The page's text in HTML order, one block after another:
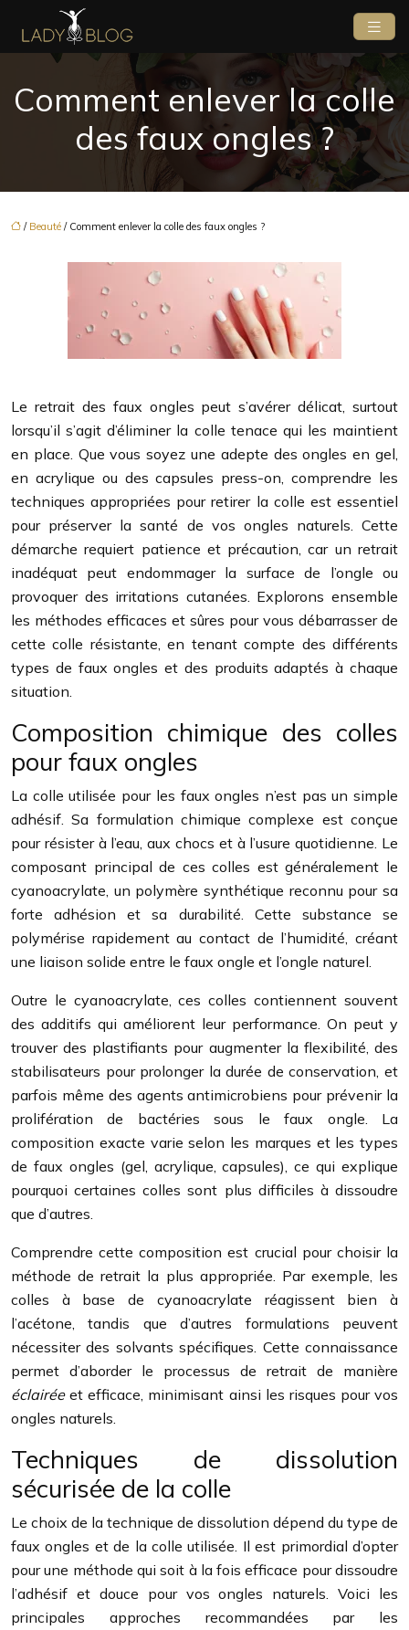
Comment enlever la colle
des faux ongles ?
/ Beauté / Comment enlever la colle des faux ongles ?
Le retrait des faux ongles peut s’avérer délicat, surtout
lorsqu’il s’agit d’éliminer la colle tenace qui les maintient
en place. Que vous soyez une adepte des ongles en gel,
en acrylique ou des capsules press-on, comprendre les
techniques appropriées pour retirer la colle est essentiel
pour préserver la santé de vos ongles naturels. Cette
démarche requiert patience et précaution, car un retrait
inadéquat peut endommager la surface de l’ongle ou
provoquer des irritations cutanées. Explorons ensemble
les méthodes efficaces et sûres pour vous débarrasser de
cette colle résistante, en tenant compte des différents
types de faux ongles et des produits adaptés à chaque
situation.
Composition chimique des colles
pour faux ongles
La colle utilisée pour les faux ongles n’est pas un simple
adhésif. Sa formulation chimique complexe est conçue
pour résister à l’eau, aux chocs et à l’usure quotidienne. Le
composant principal de ces colles est généralement le
cyanoacrylate, un polymère synthétique reconnu pour sa
forte adhésion et sa durabilité. Cette substance se
polymérise rapidement au contact de l’humidité, créant
une liaison solide entre le faux ongle et l’ongle naturel.
Outre le cyanoacrylate, ces colles contiennent souvent
des additifs qui améliorent leur performance. On peut y
trouver des plastifiants pour augmenter la flexibilité, des
stabilisateurs pour prolonger la durée de conservation, et
parfois même des agents antimicrobiens pour prévenir la
prolifération de bactéries sous le faux ongle. La
composition exacte varie selon les marques et les types
de faux ongles (gel, acrylique, capsules), ce qui explique
pourquoi certaines colles sont plus difficiles à dissoudre
que d’autres.
Comprendre cette composition est crucial pour choisir la
méthode de retrait la plus appropriée. Par exemple, les
colles à base de cyanoacrylate réagissent bien à
l’acétone, tandis que d’autres formulations peuvent
nécessiter des solvants spécifiques. Cette connaissance
permet d’aborder le processus de retrait de manière
éclairéeet efficace, minimisant ainsi les risques pour vos
ongles naturels.
Techniques de dissolution
sécurisée de la colle
Le choix de la technique de dissolution dépend du type de
faux ongles et de la colle utilisée. Il est primordial d’opter
pour une méthode qui soit à la fois efficace pour dissoudre
l’adhésif et douce pour vos ongles naturels. Voici les
principales approches recommandées par les